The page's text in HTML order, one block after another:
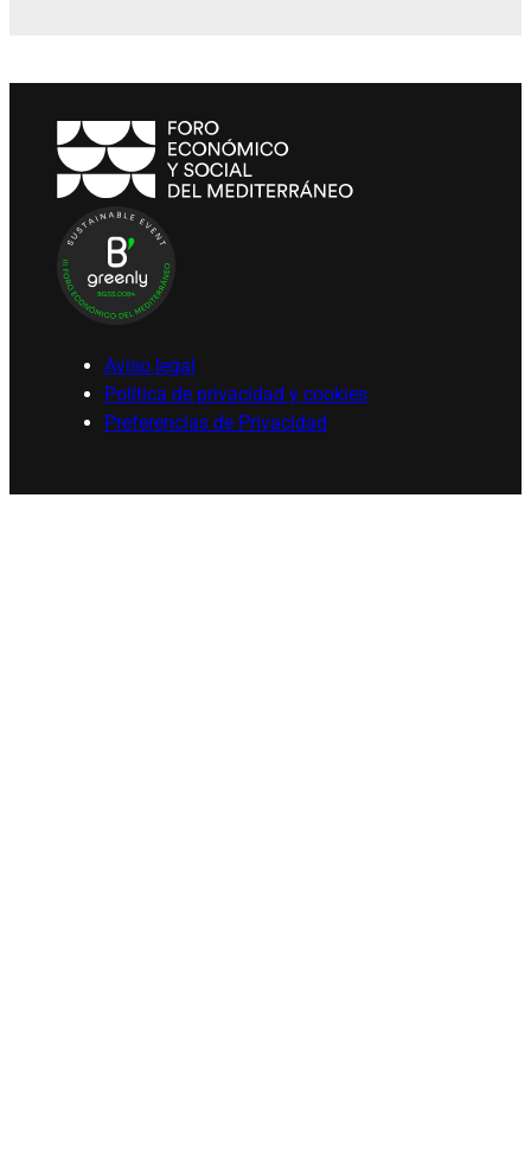
Aviso legal
Política de privacidad y cookies
Preferencias de Privacidad